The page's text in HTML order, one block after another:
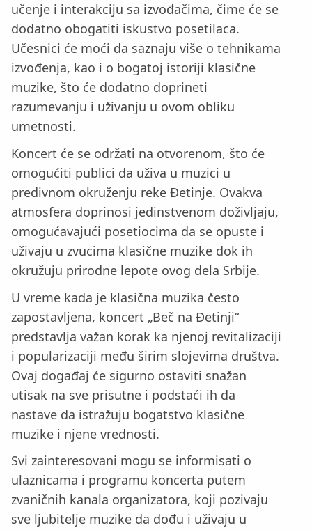
učenje i interakciju sa izvođačima, čime će se
dodatno obogatiti iskustvo posetilaca.
Učesnici će moći da saznaju više o tehnikama
izvođenja, kao i o bogatoj istoriji klasične
muzike, što će dodatno doprineti
razumevanju i uživanju u ovom obliku
umetnosti.
Koncert će se održati na otvorenom, što će
omogućiti publici da uživa u muzici u
predivnom okruženju reke Đetinje. Ovakva
atmosfera doprinosi jedinstvenom doživljaju,
omogućavajući posetiocima da se opuste i
uživaju u zvucima klasične muzike dok ih
okružuju prirodne lepote ovog dela Srbije.
U vreme kada je klasična muzika često
zapostavljena, koncert „Beč na Đetinji“
predstavlja važan korak ka njenoj revitalizaciji
i popularizaciji među širim slojevima društva.
Ovaj događaj će sigurno ostaviti snažan
utisak na sve prisutne i podstaći ih da
nastave da istražuju bogatstvo klasične
muzike i njene vrednosti.
Svi zainteresovani mogu se informisati o
ulaznicama i programu koncerta putem
zvaničnih kanala organizatora, koji pozivaju
sve ljubitelje muzike da dođu i uživaju u